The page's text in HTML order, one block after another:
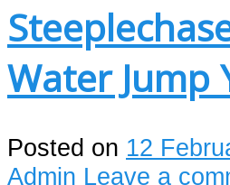
Water Jump
Posted on 12
Admin Leave a